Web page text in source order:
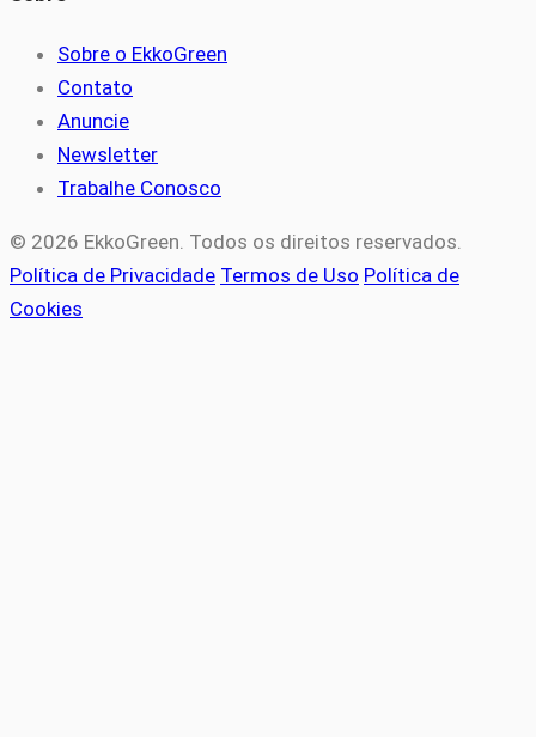
Sobre o EkkoGreen
Contato
Anuncie
Newsletter
Trabalhe Conosco
© 2026 EkkoGreen. Todos os direitos reservados.
Política de Privacidade Termos de Uso Política de
Cookies